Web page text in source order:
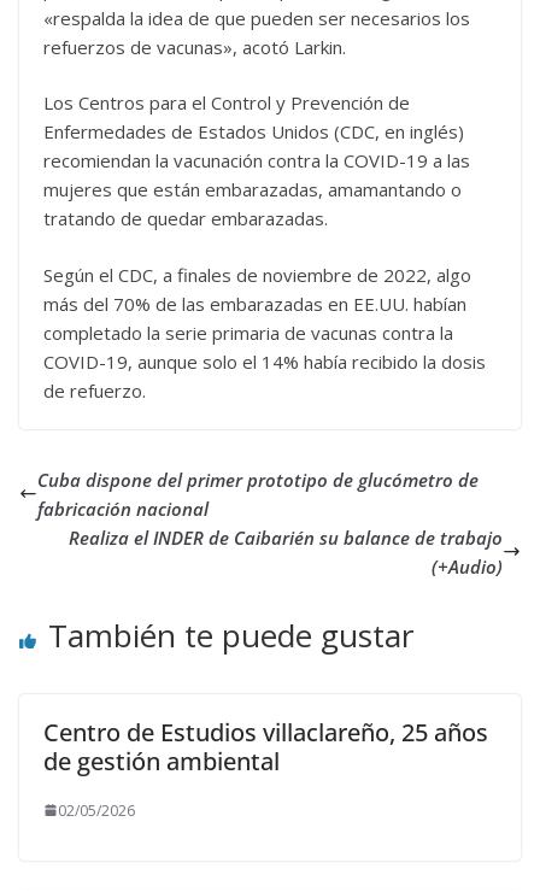
«respalda la idea de que pueden ser necesarios los
refuerzos de vacunas», acotó Larkin.
Los Centros para el Control y Prevención de
Enfermedades de Estados Unidos (CDC, en inglés)
recomiendan la vacunación contra la COVID-19 a las
mujeres que están embarazadas, amamantando o
tratando de quedar embarazadas.
Según el CDC, a finales de noviembre de 2022, algo
más del 70% de las embarazadas en EE.UU. habían
completado la serie primaria de vacunas contra la
COVID-19, aunque solo el 14% había recibido la dosis
de refuerzo.
Cuba dispone del primer prototipo de glucómetro de
fabricación nacional
Realiza el INDER de Caibarién su balance de trabajo
(+Audio)
También te puede gustar
Centro de Estudios villaclareño, 25 años
de gestión ambiental
02/05/2026